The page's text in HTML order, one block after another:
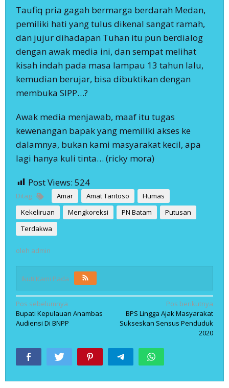
Taufiq pria gagah bermarga berdarah Medan,
pemiliki hati yang tulus dikenal sangat ramah,
dan jujur dihadapan Tuhan itu pun berdialog
dengan awak media ini, dan sempat melihat
kisah indah pada masa lampau 13 tahun lalu,
kemudian berujar, bisa dibuktikan dengan
membuka SIPP…?
Awak media menjawab, maaf itu tugas
kewenangan bapak yang memiliki akses ke
dalamnya, bukan kami masyarakat kecil, apa
lagi hanya kuli tinta… (ricky mora)
Post Views: 524
Ditag Amar Amat Tantoso
Humas
Kekeliruan
Mengkoreksi PN Batam
Putusan
Terdakwa
oleh admin
Ikuti Kami Pada
Navigasi
pos
Pos sebelumnya
Bupati Kepulauan Anambas
Audiensi Di BNPP
Pos berikutnya
BPS Lingga Ajak Masyarakat
Sukseskan Sensus Penduduk
2020